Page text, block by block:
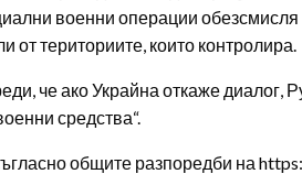
военни операции
от териториите, които контролира.
че ако Украйна откаже диалог,
средства“.
общите разпоредби на